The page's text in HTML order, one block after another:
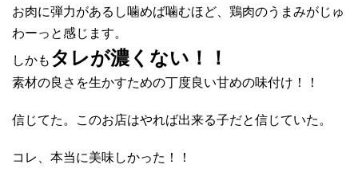
お肉に弾力があるし噛めば噛むほど、鶏肉のうまみがじゅ
わーっと感じます。
しかも タレが濃くない！！
素材の良さを生かすための丁度良い甘めの味付け！！
信じてた。このお店はやれば出来る子だと信じていた。
コレ、本当に美味しかった！！